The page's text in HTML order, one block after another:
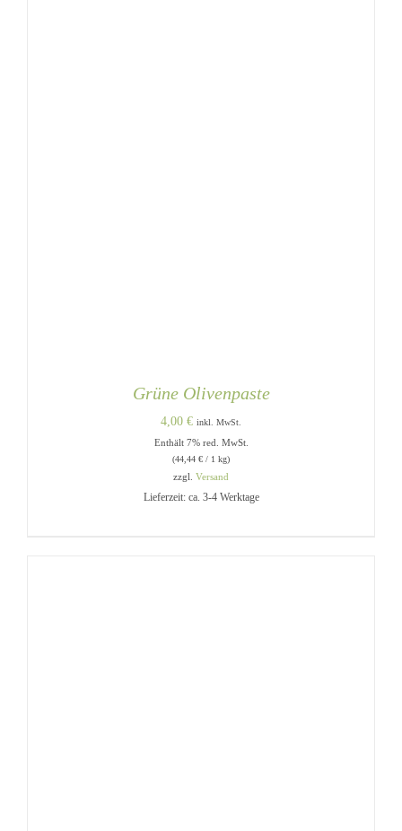
Grüne Olivenpaste
4,00 € inkl. MwSt.
Enthält 7% red. MwSt.
(44,44 € / 1 kg)
zzgl. Versand
Lieferzeit: ca. 3-4 Werktage